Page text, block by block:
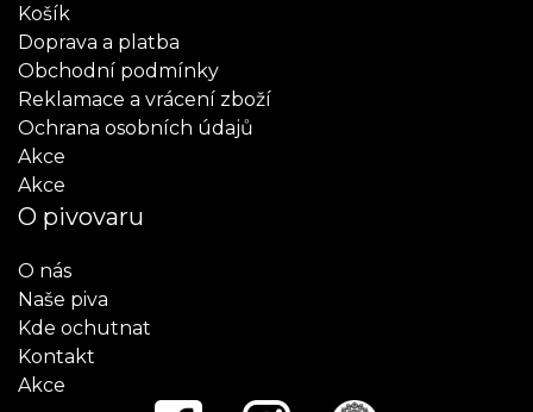
Košík
Doprava a platba
Obchodní podmínky
Reklamace a vrácení zboží
Ochrana osobních údajů
Akce
Akce
O pivovaru
O nás
Naše piva
Kde ochutnat
Kontakt
Akce